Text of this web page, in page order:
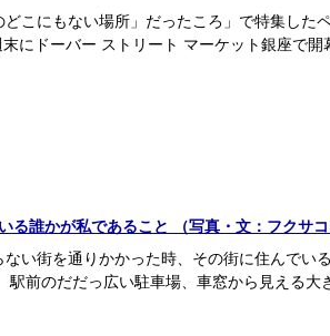
こにもない場所」だったころ」で特集した
にドーバー ストリート マーケット銀座で開
かが私であること （写真・文：フクサコ
い街を通りかかった時、その街に住んでい
駅前のだだっ広い駐車場、車窓から見える大